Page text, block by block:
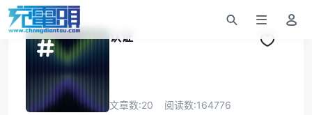
认证
文章数:20 阅读数:164776